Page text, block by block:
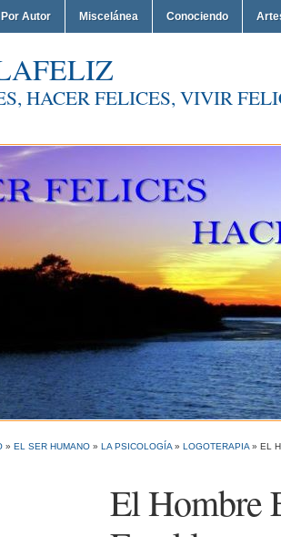
Por Autor Miscelánea Conociendo
HACER FELICES, VIVIR
» EL SER HUMANO » LA PSICOLOGÍA » LOGOTERAPIA » EL
El Hombre